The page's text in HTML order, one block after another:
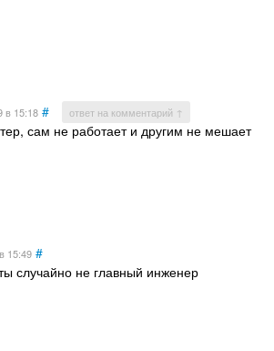
в 15:18 # ответ на комментарий ↑
сам не работает и другим не мешает
в 15:49 #
случайно не главный инженер